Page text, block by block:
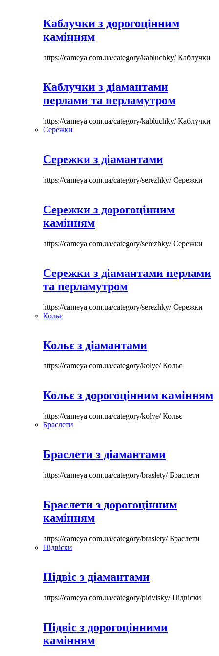
Каблучки з дорогоцінним
камінням
https://cameya.com.ua/category/kabluchky/Каблучки
Каблучки з діамантами
перлами та перламутром
https://cameya.com.ua/category/kabluchky/Каблучки
Сережки
Сережки з діамантами
https://cameya.com.ua/category/serezhky/Сережки
Сережки з дорогоцінним
камінням
https://cameya.com.ua/category/serezhky/Сережки
Сережки з діамантами перлами
та перламутром
https://cameya.com.ua/category/serezhky/Сережки
Кольє
Кольє з діамантами
https://cameya.com.ua/category/kolye/Кольє
Кольє з дорогоцінним камінням
https://cameya.com.ua/category/kolye/Кольє
Браслети
Браслети з діамантами
https://cameya.com.ua/category/braslety/Браслети
Браслети з дорогоцінним
камінням
https://cameya.com.ua/category/braslety/Браслети
Підвіски
Підвіс з діамантами
https://cameya.com.ua/category/pidvisky/Підвіски
Підвіс з дорогоцінними
камінням